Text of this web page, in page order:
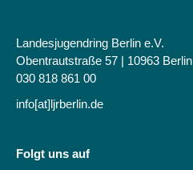
Landesjugendring Berlin e.V.
Obentrautstraße 57 | 10963 Berlin
030 818 861 00
info[at]ljrberlin.de
Folgt uns auf